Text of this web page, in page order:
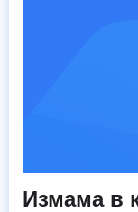
Измама в